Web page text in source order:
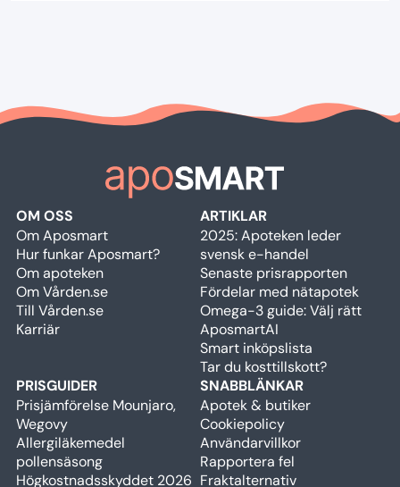
OM OSS
Om Aposmart
Hur funkar Aposmart?
Om apoteken
Om Vården.se
Till Vården.se
Karriär
ARTIKLAR
2025: Apoteken leder
svensk e-handel
Senaste prisrapporten
Fördelar med nätapotek
Omega-3 guide: Välj rätt
AposmartAI
Smart inköpslista
Tar du kosttillskott?
PRISGUIDER
Prisjämförelse Mounjaro,
Wegovy
Allergiläkemedel
pollensäsong
Högkostnadsskyddet 2026
SNABBLÄNKAR
Apotek & butiker
Cookiepolicy
Användarvillkor
Rapportera fel
Fraktalternativ